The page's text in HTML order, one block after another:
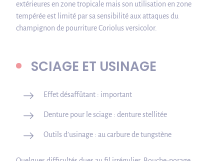
extérieures en zone tropicale mais son utilisation en zone
tempérée est limité par sa sensibilité aux attaques du
champignon de pourriture Coriolus versicolor.
SCIAGE ET USINAGE
Effet désaffûtant : important
Denture pour le sciage : denture stellitée
Outils d’usinage : au carbure de tungstène